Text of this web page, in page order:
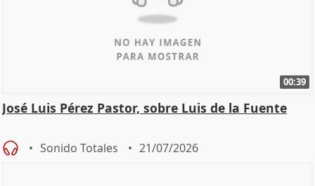
00:39
José Luis Pérez Pastor, sobre Luis de la Fuente
Sonido Totales 21/07/2026